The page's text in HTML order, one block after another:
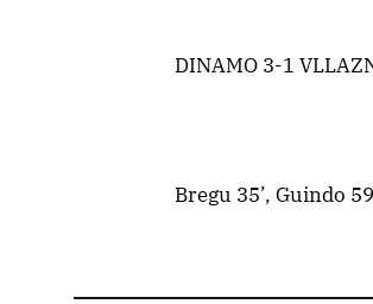
DINAMO 3-1
Bregu 35’, Guindo